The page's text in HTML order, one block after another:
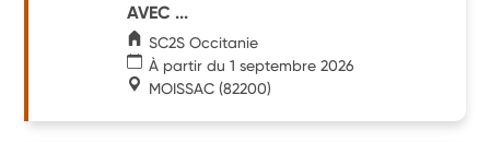
AVEC ...
SC2S Occitanie
À partir du 1 septembre 2026
MOISSAC (82200)